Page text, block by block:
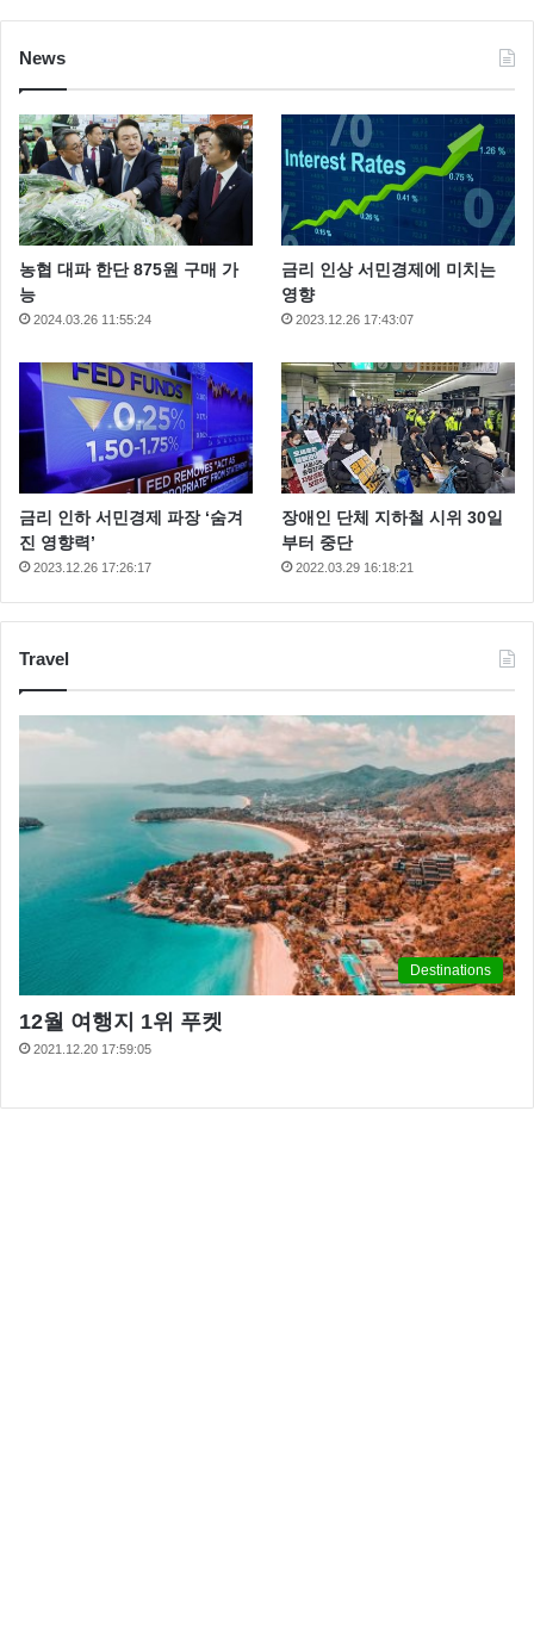
News
농협 대파 한단 875원 구매 가
능
2024.03.26 11:55:24
금리 인상 서민경제에 미치는
영향
2023.12.26 17:43:07
금리 인하 서민경제 파장 ‘숨겨
진 영향력’
2023.12.26 17:26:17
장애인 단체 지하철 시위 30일
부터 중단
2022.03.29 16:18:21
Travel
Destinations
12월 여행지 1위 푸켓
2021.12.20 17:59:05